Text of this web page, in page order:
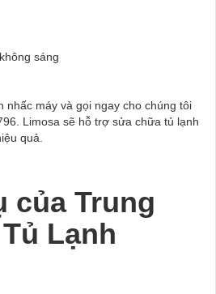
sáng
nhấc máy và gọi ngay cho chúng tôi
Limosa sẽ hỗ trợ sửa chữa tủ lạnh
quả.
của Trung
Lạnh